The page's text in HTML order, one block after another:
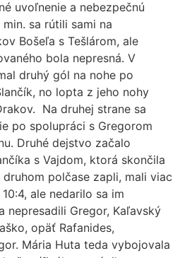
uvoľnenie a nebezpečnú
sa rútili sami na
Bošeľa s Tešlárom, ale
bola nepresná. V
druhý gól na nohe po
no lopta z jeho nohy
Na druhej strane sa
po spolupráci s Gregorom
Druhé dejstvo začalo
s Vajdom, ktorá skončila
polčase zapli, mali viac
ale nedarilo sa im
nepresadili Gregor, Kaľavský
opäť Rafanides,
Mária Huta teda vybojovala